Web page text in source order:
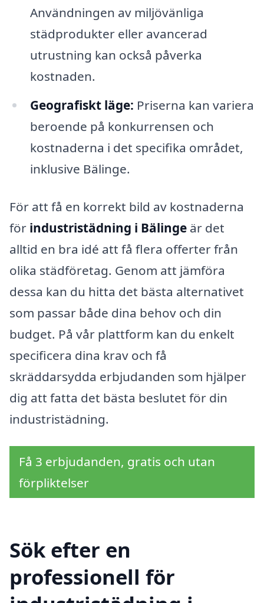
Användningen av miljövänliga
städprodukter eller avancerad
utrustning kan också påverka
kostnaden.
Geografiskt läge: Priserna kan variera
beroende på konkurrensen och
kostnaderna i det specifika området,
inklusive Bälinge.
För att få en korrekt bild av kostnaderna
för industristädning i Bälinge är det
alltid en bra idé att få flera offerter från
olika städföretag. Genom att jämföra
dessa kan du hitta det bästa alternativet
som passar både dina behov och din
budget. På vår plattform kan du enkelt
specificera dina krav och få
skräddarsydda erbjudanden som hjälper
dig att fatta det bästa beslutet för din
industristädning.
Få 3 erbjudanden, gratis och utan
förpliktelser
Sök efter en
professionell för